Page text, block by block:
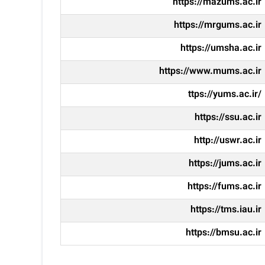
https://mrgums.ac.ir
https://umsha.ac.ir
https://www.mums.ac.ir
ttps://yums.ac.ir/
https://ssu.ac.ir
http://uswr.ac.ir
https://jums.ac.ir
https://fums.ac.ir
https://tms.iau.ir
https://bmsu.ac.ir